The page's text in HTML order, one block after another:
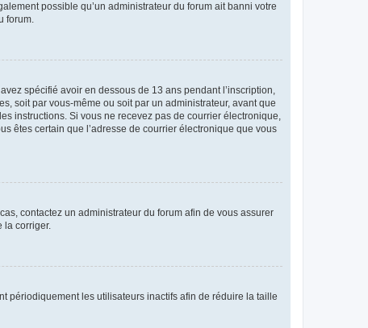
possible qu’un administrateur du forum ait banni votre
forum.
spécifié avoir en dessous de 13 ans pendant l’inscription,
soit par vous-même ou soit par un administrateur, avant que
instructions. Si vous ne recevez pas de courrier électronique,
êtes certain que l’adresse de courrier électronique que vous
contactez un administrateur du forum afin de vous assurer
la corriger.
périodiquement les utilisateurs inactifs afin de réduire la taille